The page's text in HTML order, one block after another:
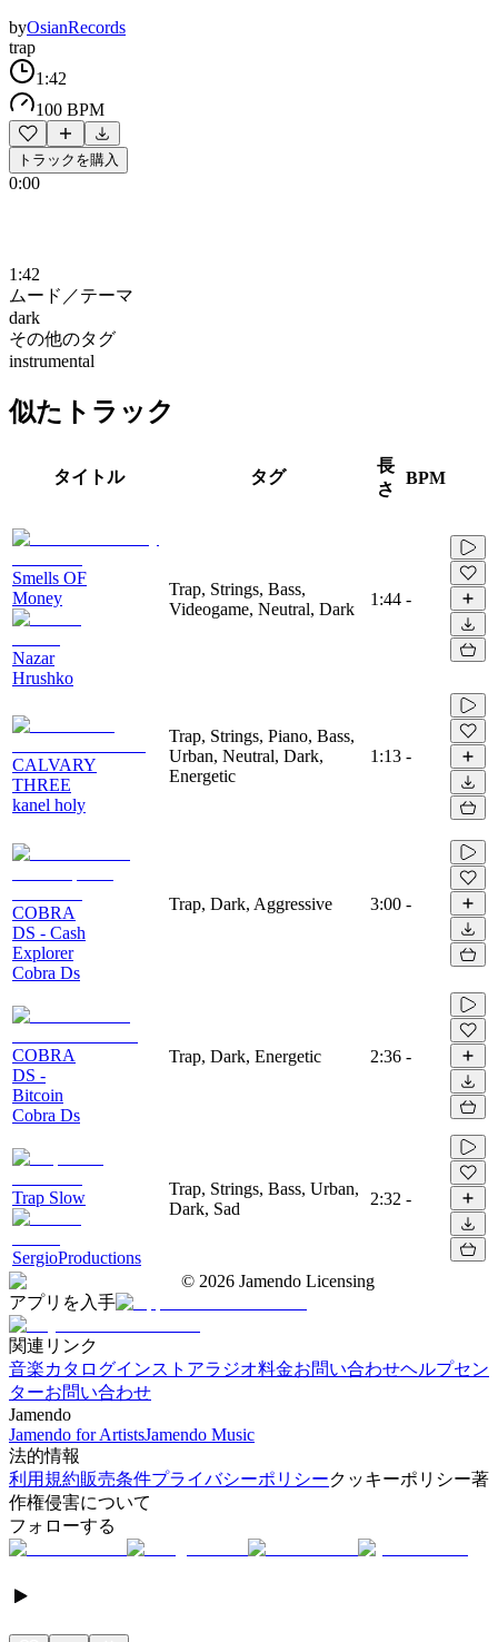
byOsianRecords
trap
1:42
100 BPM
トラックを購入
0:00
1:42
ムード／テーマ
dark
その他のタグ
instrumental
似たトラック
タイトル タグ
長
さ
BPM
Smells OF
Money
Nazar
Hrushko
Trap, Strings, Bass,
Videogame, Neutral, Dark
1:44 -
CALVARY
THREE
kanel holy
Trap, Strings, Piano, Bass,
Urban, Neutral, Dark,
Energetic
1:13 -
COBRA
DS - Cash
Explorer
Cobra Ds
Trap, Dark, Aggressive 3:00 -
COBRA
DS -
Bitcoin
Cobra Ds
Trap, Dark, Energetic 2:36 -
Trap Slow
SergioProductions
Trap, Strings, Bass, Urban,
Dark, Sad
2:32 -
© 2026 Jamendo Licensing
アプリを入手
関連リンク
音楽カタログインストアラジオ料金お問い合わせヘルプセン
ターお問い合わせ
Jamendo
Jamendo for ArtistsJamendo Music
法的情報
利用規約販売条件プライバシーポリシークッキーポリシー著
作権侵害について
フォローする